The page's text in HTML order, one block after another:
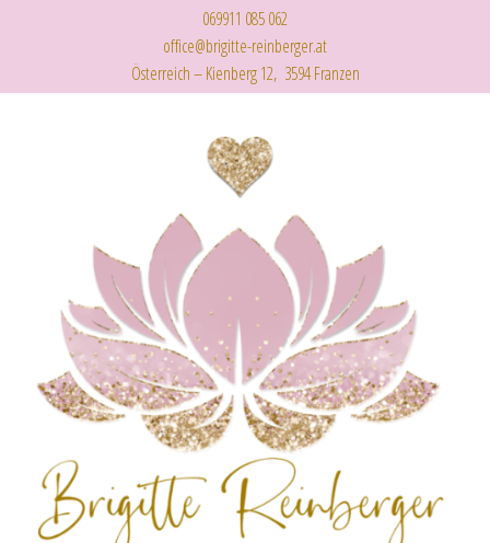
069911 085 062
office@brigitte-reinberger.at
Österreich – Kienberg 12, 3594 Franzen